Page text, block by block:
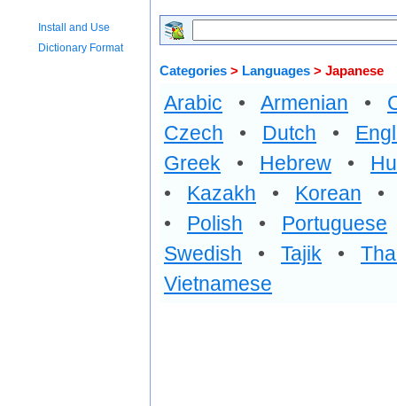
Install and Use
Dictionary Format
Categories > Languages > Japanese
Arabic • Armenian •
Czech • Dutch •
Greek • Hebrew •
• Kazakh • Korean
• Polish • Portuguese
Swedish • Tajik •
Vietnamese